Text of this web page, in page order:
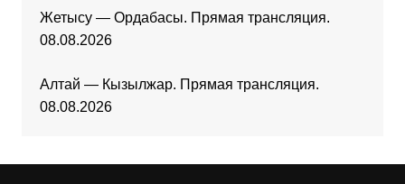
Жетысу — Ордабасы. Прямая трансляция.
08.08.2026
Алтай — Кызылжар. Прямая трансляция.
08.08.2026